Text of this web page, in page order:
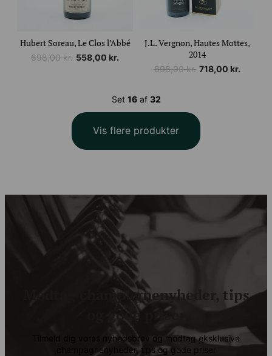
Hubert Soreau, Le Clos l’Abbé
698,00kr. Den
698,00 kr..
558,00 kr.
Den
558,00 kr..
J.L. Vergnon, Hautes Mottes,
2014
898,00kr. Den
898,00 kr..
718,00 kr.
Den
718,00 kr..
Set 16af 32
Vis flere produkter
Modtag champagnenyheder, tips
og gode priser
Tilmeld dig vores nyhedsbrev og modtag eksklusive
champagnenyheder, tips og gode priser